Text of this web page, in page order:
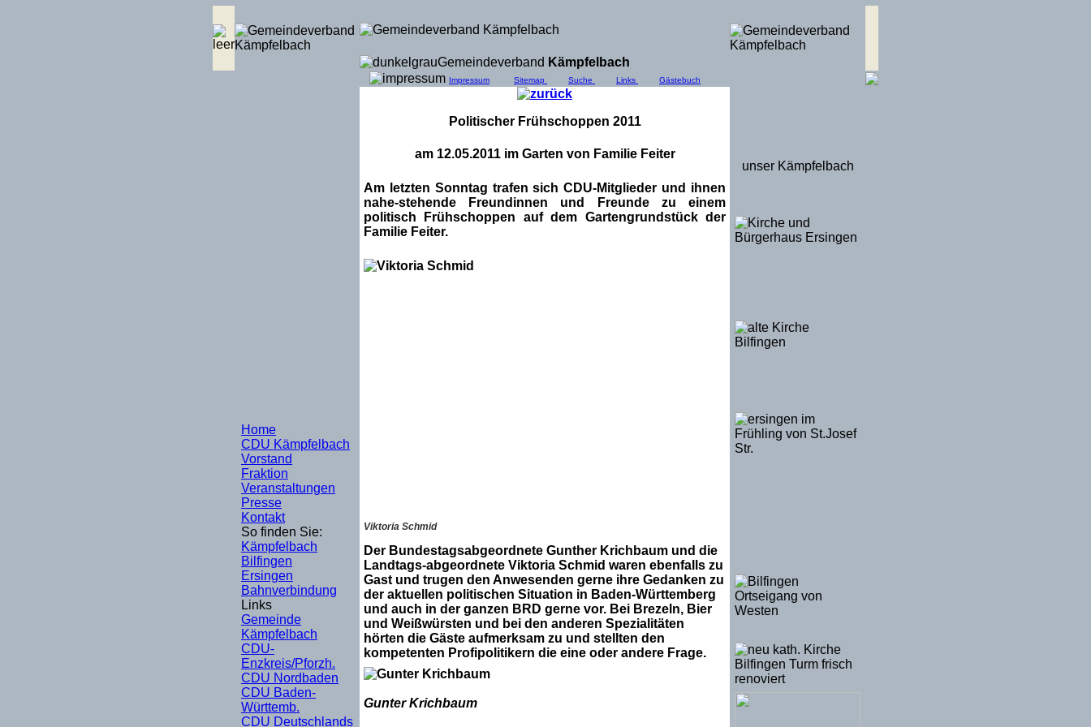
Gemeindeverband Kämpfelbach
Impressum Sitemap Suche Links Gästebuch
Home
CDU Kämpfelbach
Vorstand
Fraktion
Veranstaltungen
Presse
Kontakt
So finden Sie:
Kämpfelbach
Bilfingen
Ersingen
Bahnverbindung
Links
Gemeinde
Kämpfelbach
CDU-
Enzkreis/Pforzh.
CDU Nordbaden
CDU Baden-
Württemb.
CDU Deutschlands
Politischer Frühschoppen 2011
am 12.05.2011 im Garten von Familie Feiter
Am letzten Sonntag trafen sich CDU-Mitglieder und ihnen
nahe-stehende Freundinnen und Freunde zu einem
politisch Frühschoppen auf dem Gartengrundstück der
Familie Feiter.
Viktoria Schmid
Der Bundestagsabgeordnete Gunther Krichbaum und die
Landtags-abgeordnete Viktoria Schmid waren ebenfalls zu
Gast und trugen den Anwesenden gerne ihre Gedanken zu
der aktuellen politischen Situation in Baden-Württemberg
und auch in der ganzen BRD gerne vor. Bei Brezeln, Bier
und Weißwürsten und bei den anderen Spezialitäten
hörten die Gäste aufmerksam zu und stellten den
kompetenten Profipolitikern die eine oder andere Frage.
Gunter Krichbaum
unser Kämpfelbach